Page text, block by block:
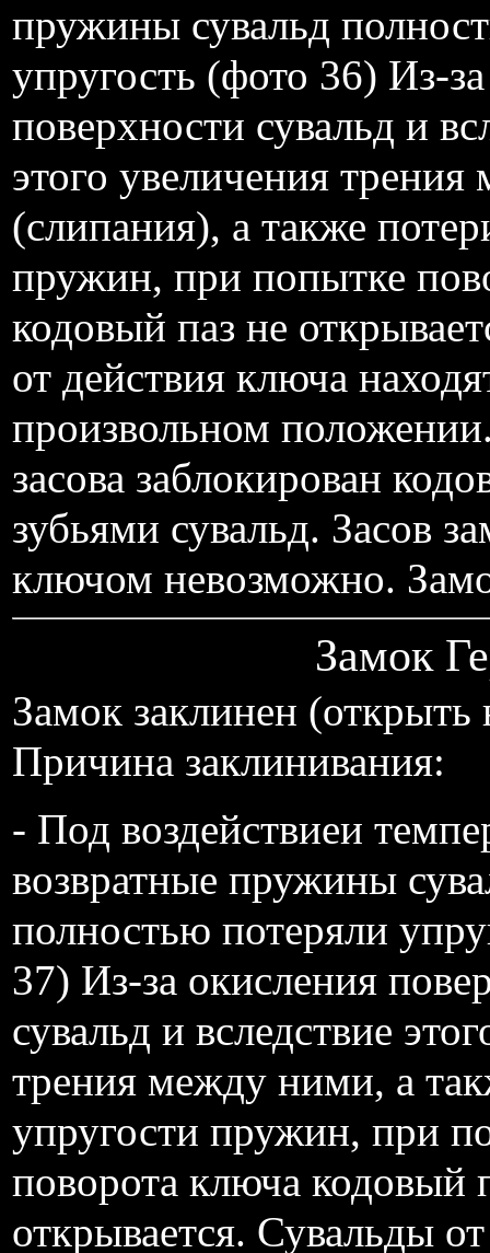
пружины сувальд
упругость (фото 36) Из-
поверхности сувальд и
этого увеличения
(слипания), а также
пружин, при попытке
кодовый паз не
от действия ключа
произвольном
засова заблокирован
зубьями сувальд. Засов
ключом невозможно.
Замок
Замок заклинен
Причина заклинивания:
- Под воздействиеи
возвратные пружины
полностью потеряли
37) Из-за окисления
сувальд и вследствие
трения между ними, а
упругости пружин, при
поворота ключа кодовый
открывается. Сувальды